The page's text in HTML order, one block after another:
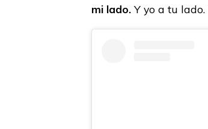
mi lado. Y yo a tu lado.